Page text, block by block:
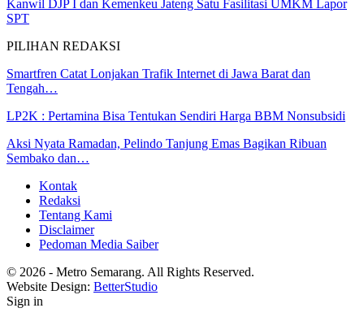
Kanwil DJP I dan Kemenkeu Jateng Satu Fasilitasi UMKM Lapor
SPT
PILIHAN REDAKSI
Smartfren Catat Lonjakan Trafik Internet di Jawa Barat dan
Tengah…
LP2K : Pertamina Bisa Tentukan Sendiri Harga BBM Nonsubsidi
Aksi Nyata Ramadan, Pelindo Tanjung Emas Bagikan Ribuan
Sembako dan…
Kontak
Redaksi
Tentang Kami
Disclaimer
Pedoman Media Saiber
© 2026 - Metro Semarang. All Rights Reserved.
Website Design: BetterStudio
Sign in